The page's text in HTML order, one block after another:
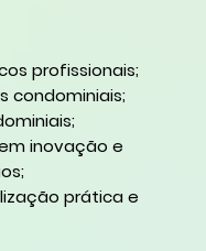
profissionais;
condominiais;
inovação e
prática e